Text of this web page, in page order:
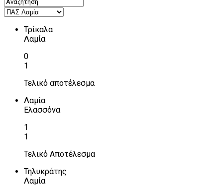
Τρίκαλα
Λαμία
0
1
Τελικό αποτέλεσμα
Λαμία
Ελασσόνα
1
1
Τελικό Αποτέλεσμα
Τηλυκράτης
Λαμία